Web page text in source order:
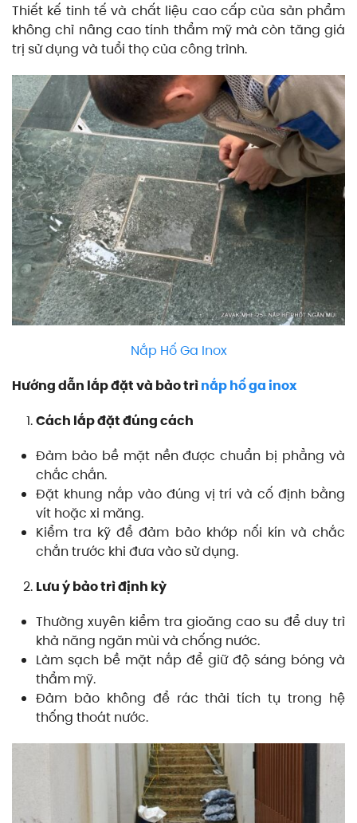
Thiết kế tinh tế và chất liệu cao cấp của sản phẩm
không chỉ nâng cao tính thẩm mỹ mà còn tăng giá
trị sử dụng và tuổi thọ của công trình.
Nắp Hố Ga Inox
Hướng dẫn lắp đặt và bảo trìnắp hố ga inox
Cách lắp đặt đúng cách
Đảm bảo bề mặt nền được chuẩn bị phẳng và
chắc chắn.
Đặt khung nắp vào đúng vị trí và cố định bằng
vít hoặc xi măng.
Kiểm tra kỹ để đảm bảo khớp nối kín và chắc
chắn trước khi đưa vào sử dụng.
Lưu ý bảo trì định kỳ
Thường xuyên kiểm tra gioăng cao su để duy trì
khả năng ngăn mùi và chống nước.
Làm sạch bề mặt nắp để giữ độ sáng bóng và
thẩm mỹ.
Đảm bảo không để rác thải tích tụ trong hệ
thống thoát nước.